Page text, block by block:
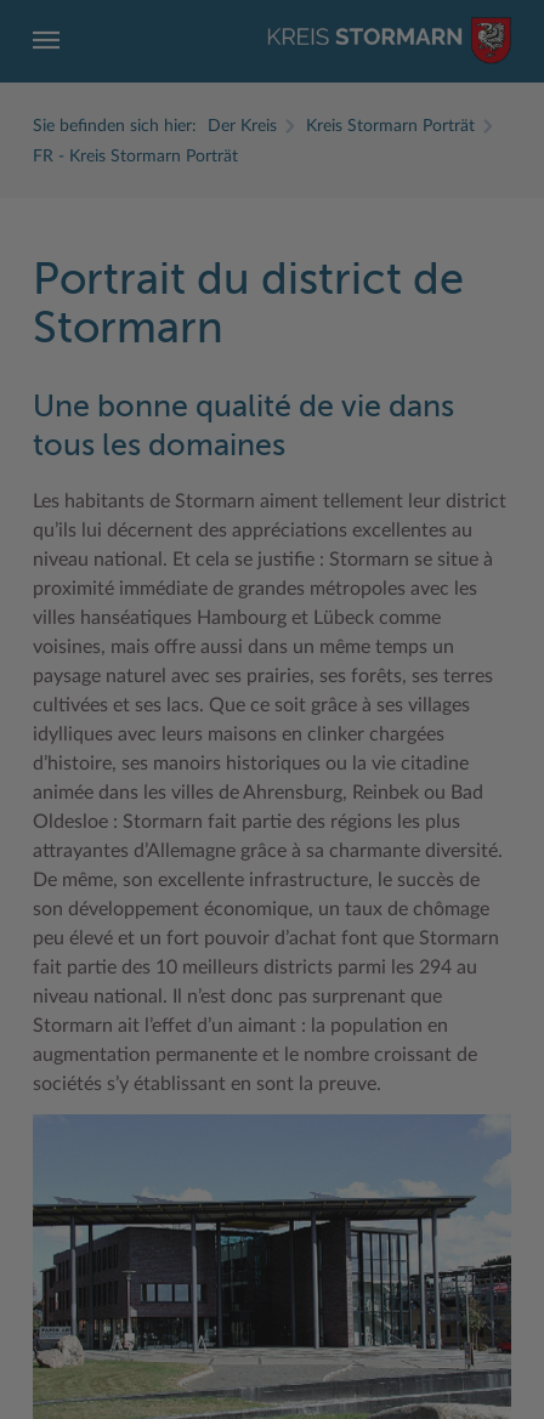
ZURÜCK
Service
Bürgerportal Stormarn ↗
Formulare & Dokumente
Geodatenportale (Kreiskarte)
Kfz-Zulassung
Kontakt / Öffnungszeiten
Lebenslagen
Leistungen
Lexikon
Publikationen
Wunsch-Kennzeichen ↗
Zuständigkeitsfinder SH ↗
ZURÜCK
Aktuelles
Bildungskommune
Fotoarchiv
Hitzeschutz
Klimaanpassungskonzept
Kreistag Sitzungskalender
Lokales Wetter
Newsletter
Pressemeldungen
Stellenangebote
Stormarninfo
Termine
Ukrainehilfe
Karrieretag
ZURÜCK
Der Kreis
Interessantes in und aus Stormarn
Kreiskarte
Kreispräsident
Kreistag und Ausschüsse
Kreistag Sitzungskalender
Kreisverwaltung
Landrat
Sonderbereiche
Stabsbereiche
Wahlen im Kreis
Wappen und Geschichte
Wappenrolle
Was ist ein Kreis?
ZURÜCK
Karriere
Der Kreis als Arbeitgeber
Initiativbewerbungen Verwaltung
Offene Stellen
Praktika und FSJ
Weiterbildung beim Kreis Stormarn
Wen wir suchen
ZURÜCK
Wirtschaft
Handwerk für nachhaltiges Wirtschaften
Klimaschutz beim Kreis Stormarn
Projekt e-Gewerbe
Stormarner Bündnis für bezahlbares Wohnen
Wirtschafts- und Aufbaugesellschaft Stormarn
Zahlen, Daten, Fakten
ZURÜCK
Freizeit und Kultur
Kultur
Kulturelle Einrichtungen
Museen
Naturschutzgebiete
Radwandern
Storchenhorste
Lieblingsplätze in der Metropolregion
Termine und Veranstaltungen
Umlandscout Hamburg
Vereine und Gruppen
Wälder und Moore
Sie befinden sich hier: Der Kreis
Kreis Stormarn Porträt
FR - Kreis Stormarn Porträt
Portrait du district de
Stormarn
Une bonne qualité de vie dans
tous les domaines
Les habitants de Stormarn aiment tellement leur district
qu’ils lui décernent des appréciations excellentes au
niveau national. Et cela se justifie : Stormarn se situe à
proximité immédiate de grandes métropoles avec les
villes hanséatiques Hambourg et Lübeck comme
voisines, mais offre aussi dans un même temps un
paysage naturel avec ses prairies, ses forêts, ses terres
cultivées et ses lacs. Que ce soit grâce à ses villages
idylliques avec leurs maisons en clinker chargées
d’histoire, ses manoirs historiques ou la vie citadine
animée dans les villes de Ahrensburg, Reinbek ou Bad
Oldesloe : Stormarn fait partie des régions les plus
attrayantes d’Allemagne grâce à sa charmante diversité.
De même, son excellente infrastructure, le succès de
son développement économique, un taux de chômage
peu élevé et un fort pouvoir d’achat font que Stormarn
fait partie des 10 meilleurs districts parmi les 294 au
niveau national. Il n’est donc pas surprenant que
Stormarn ait l’effet d’un aimant : la population en
augmentation permanente et le nombre croissant de
sociétés s’y établissant en sont la preuve.